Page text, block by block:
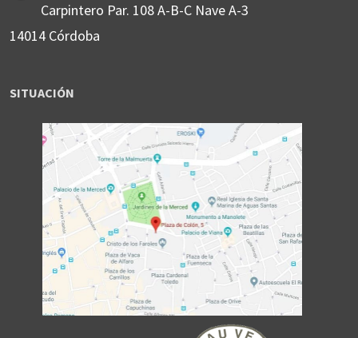
Carpintero Par. 108 A-B-C Nave A-3
14014 Córdoba
SITUACIÓN